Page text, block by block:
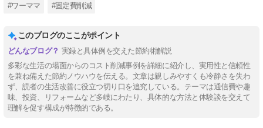
#ワーママ #固定費削減
このブログのここがポイント
実録と具体例を交えた節約術解説
多彩な生活の場面からのコスト削減事例を詳細に紹介し、実用性と信頼性
を兼ね備えた節約ノウハウを伝える。文章は親しみやすくも冷静さを失わ
ず、読者の生活改善に役立つ切り口を追究している。テーマは通信費や趣
味、投資、リフォームなど多岐にわたり、具体的な方法と体験談を交えて
理解を促す構成が特徴的である。
【Tips】気になるブログをフォロー。